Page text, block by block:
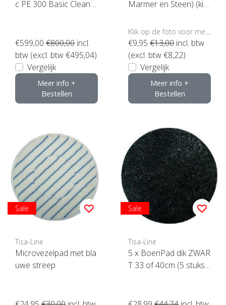
c PE 300 Basic Cleanfi
€599,00 €800,00 incl.
btw (excl. btw €495,04)
Vergelijk
Meer info +
Bestellen
Marmer en Steen) (kie
€9,95 €13,00 incl. btw
(excl. btw €8,22)
Vergelijk
Meer info +
Bestellen
Sale
Tisa-Line
Microvezelpad met bla
uwe streep
Sale
Tisa-Line
5 x BoenPad dik ZWAR
T 33 of 40cm (5 stuks)